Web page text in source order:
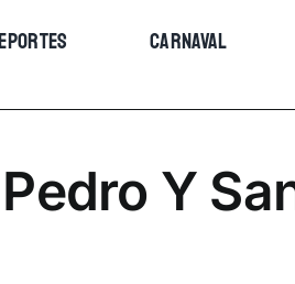
CARNAVAL
Y